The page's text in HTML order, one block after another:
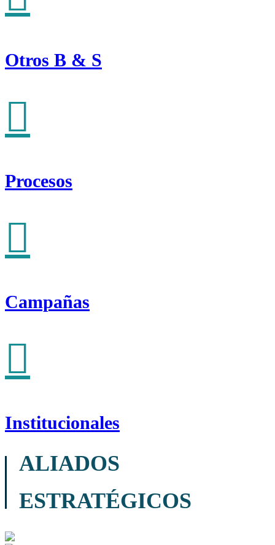
Otros B & S
Procesos
Campañas
Institucionales
ALIADOS
ESTRATÉGICOS